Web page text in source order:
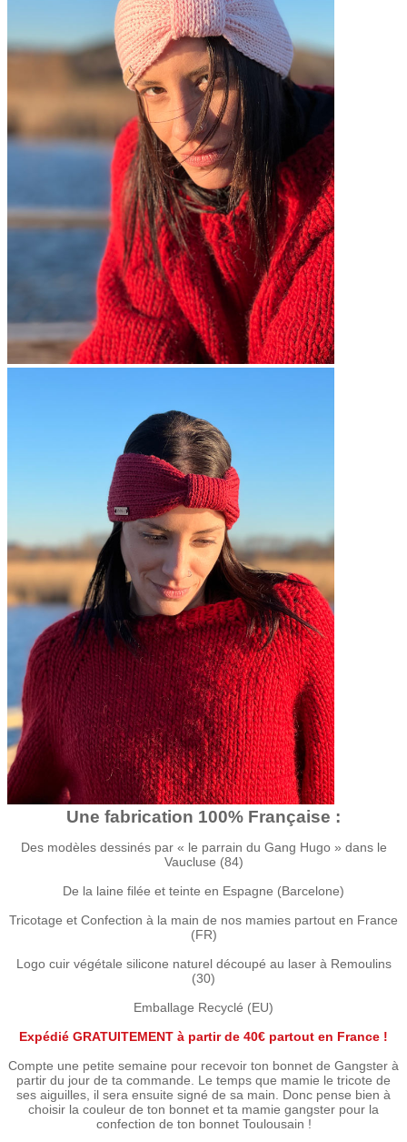
Une fabrication 100% Française :
Des modèles dessinés par « le parrain du Gang Hugo » dans le
Vaucluse (84)
De la laine filée et teinte en Espagne (Barcelone)
Tricotage et Confection à la main de nos mamies partout en France
(FR)
Logo cuir végétale silicone naturel découpé au laser à Remoulins
(30)
Emballage Recyclé (EU)
Expédié GRATUITEMENT à partir de 40€ partout en France !
Compte une petite semaine pour recevoir ton bonnet de Gangster à
partir du jour de ta commande. Le temps que mamie le tricote de
ses aiguilles, il sera ensuite signé de sa main. Donc pense bien à
choisir la couleur de ton bonnet et ta mamie gangster pour la
confection de ton bonnet Toulousain !